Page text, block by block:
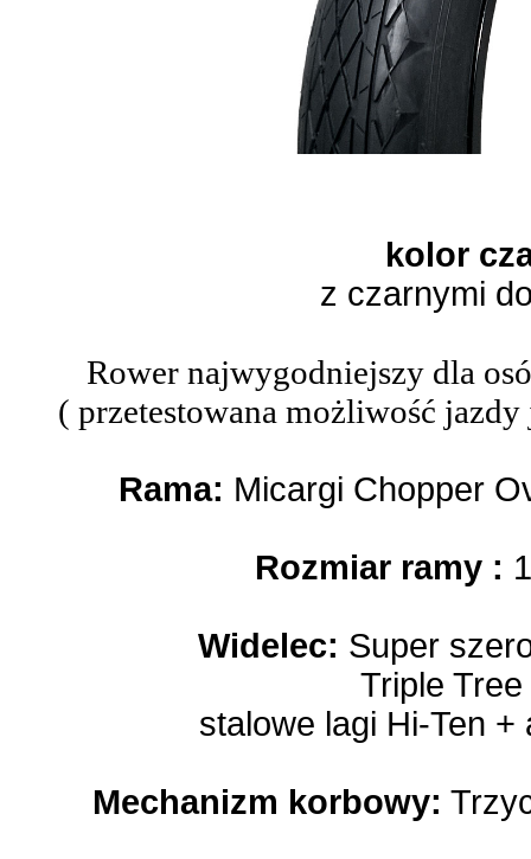
kolor
z czarnymi
Rower najwygodniejszy dla
( przetestowana możliwość
Rama: Micargi Chopper
Rozmiar ramy :
Widelec: Super
Triple
stalowe lagi Hi-Ten +
Mechanizm korbowy: